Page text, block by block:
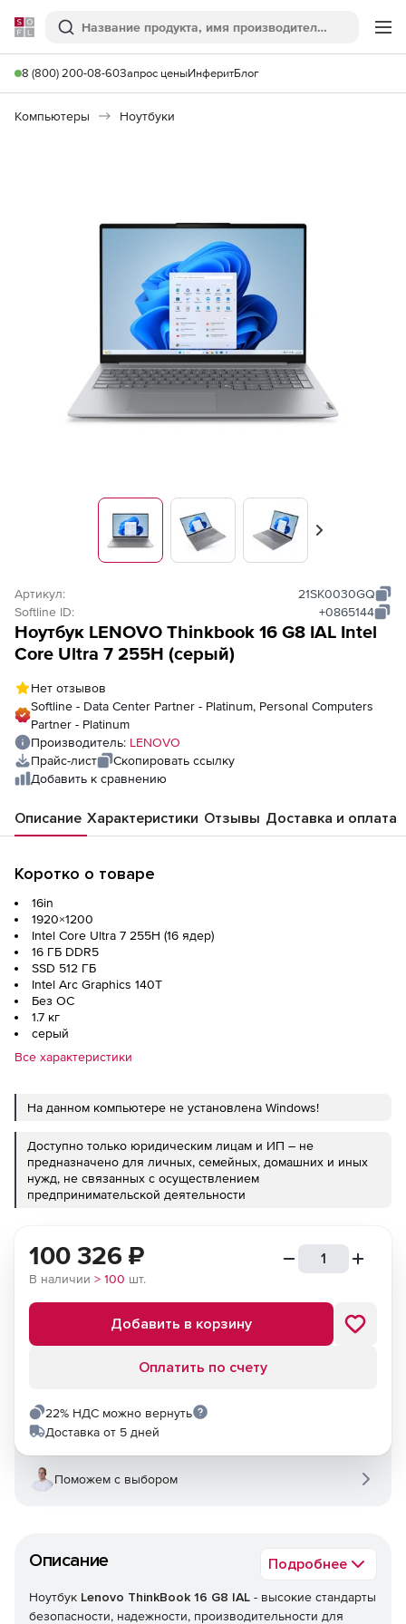
Softline
Поиск
8 (800) 200-08-60Запрос ценыИнферитБлог
Компьютеры Ноутбуки
Вперед
Артикул:
21SK0030GQ
Softline ID:
+0865144
Ноутбук LENOVO Thinkbook 16 G8 IAL Intel
Core Ultra 7 255H (серый)
Нет отзывов
Softline - Data Center Partner - Platinum, Personal Computers
Partner - Platinum
Производитель: LENOVO
Прайс-лист
Скопировать ссылку
Добавить к сравнению
Описание Характеристики Отзывы Доставка и оплата
Коротко о товаре
16in
1920×1200
Intel Core Ultra 7 255H (16 ядер)
16 ГБ DDR5
SSD 512 ГБ
Intel Arc Graphics 140T
Без ОС
1.7 кг
серый
Все характеристики
На данном компьютере не установлена Windows!
Доступно только юридическим лицам и ИП – не
предназначено для личных, семейных, домашних и иных
нужд, не связанных с осуществлением
предпринимательской деятельности
Описание Подробнее
Ноутбук Lenovo ThinkBook 16 G8 IAL - высокие стандарты
безопасности, надежности, производительности для
100 326 ₽
В наличии > 100 шт.
Добавить в корзину
Оплатить по счету
22% НДС можно вернуть
Доставка от 5 дней
Поможем с выбором